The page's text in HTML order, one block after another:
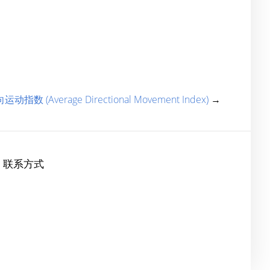
运动指数 (Average Directional Movement Index) →
联系方式